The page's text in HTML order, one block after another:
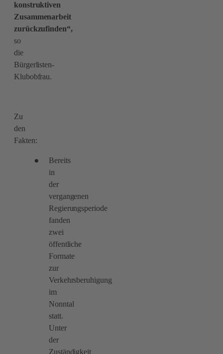
konstruktiven
Zusammenarbeit
zurückzufinden“,
so
die
Bürgerlisten-
Klubobfrau.
Zu
den
Fakten:
Bereits
in
der
vergangenen
Regierungsperiode
fanden
zwei
öffentliche
Formate
zur
Verkehrsberuhigung
im
Nonntal
statt.
Unter
der
Zuständigkeit